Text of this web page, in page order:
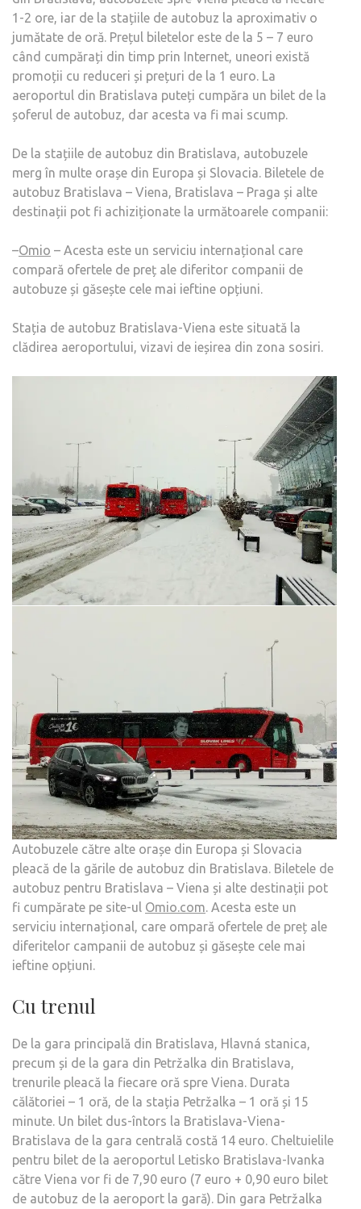
1-2 ore, iar de la stațiile de autobuz la aproximativ o
jumătate de oră. Prețul biletelor este de la 5 – 7 euro
când cumpărați din timp prin Internet, uneori există
promoții cu reduceri și prețuri de la 1 euro. La
aeroportul din Bratislava puteți cumpăra un bilet de la
șoferul de autobuz, dar acesta va fi mai scump.
De la stațiile de autobuz din Bratislava, autobuzele
merg în multe orașe din Europa și Slovacia. Biletele de
autobuz Bratislava – Viena, Bratislava – Praga și alte
destinații pot fi achiziționate la următoarele companii:
–Omio – Acesta este un serviciu internațional care
compară ofertele de preț ale diferitor companii de
autobuze și găsește cele mai ieftine opțiuni.
Stația de autobuz Bratislava-Viena este situată la
clădirea aeroportului, vizavi de ieșirea din zona sosiri.
Autobuzele către alte orașe din Europa și Slovacia
pleacă de la gările de autobuz din Bratislava. Biletele de
autobuz pentru Bratislava – Viena și alte destinații pot
fi cumpărate pe site-ul Omio.com . Acesta este un
serviciu internațional, care ompară ofertele de preț ale
diferitelor campanii de autobuz și găsește cele mai
ieftine opțiuni.
Cu trenul
De la gara principală din Bratislava, Hlavná stanica,
precum și de la gara din Petržalka din Bratislava,
trenurile pleacă la fiecare oră spre Viena. Durata
călătoriei – 1 oră, de la stația Petržalka – 1 oră și 15
minute. Un bilet dus-întors la Bratislava-Viena-
Bratislava de la gara centrală costă 14 euro. Cheltuielile
pentru bilet de la aeroportul Letisko Bratislava-Ivanka
către Viena vor fi de 7,90 euro (7 euro + 0,90 euro bilet
de autobuz de la aeroport la gară). Din gara Petržalka